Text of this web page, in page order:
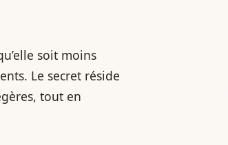
soit moins
Le secret réside
tout en